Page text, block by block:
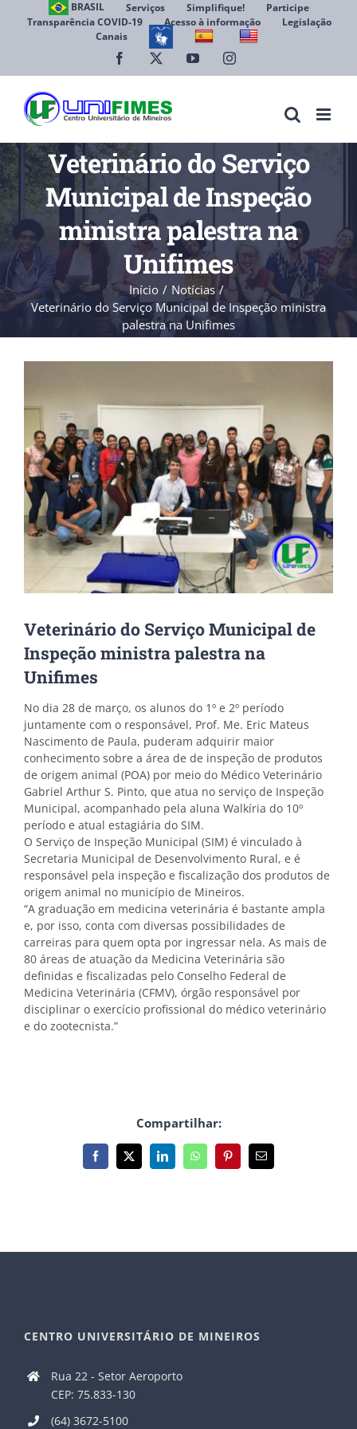
BRASIL Serviços Simplifique!
Participe
Transparência COVID-19
Acesso à informação
Legislação
Canais
Facebook YouTubeInstagram
Veterinário do Serviço
Municipal de Inspeção
ministra palestra na
Unifimes
Início
Notícias
Veterinário do Serviço Municipal de Inspeção ministra
palestra na Unifimes
Veterinário do Serviço Municipal de
Inspeção ministra palestra na
Unifimes
No dia 28 de março, os alunos do 1º e 2º período
juntamente com o responsável, Prof. Me. Eric Mateus
Nascimento de Paula, puderam adquirir maior
conhecimento sobre a área de de inspeção de produtos
de origem animal (POA) por meio do Médico Veterinário
Gabriel Arthur S. Pinto, que atua no serviço de Inspeção
Municipal, acompanhado pela aluna Walkíria do 10º
período e atual estagiária do SIM.
O Serviço de Inspeção Municipal (SIM) é vinculado à
Secretaria Municipal de Desenvolvimento Rural, e é
responsável pela inspeção e fiscalização dos produtos de
origem animal no município de Mineiros.
“A graduação em medicina veterinária é bastante ampla
e, por isso, conta com diversas possibilidades de
carreiras para quem opta por ingressar nela. As mais de
80 áreas de atuação da Medicina Veterinária são
definidas e fiscalizadas pelo Conselho Federal de
Medicina Veterinária (CFMV), órgão responsável por
disciplinar o exercício profissional do médico veterinário
e do zootecnista.”
Compartilhar:
Facebook
X LinkedInWhatsAppPinterest
E-
mail
CENTRO UNIVERSITÁRIO DE MINEIROS
Rua 22 - Setor Aeroporto
CEP: 75.833-130
(64) 3672-5100